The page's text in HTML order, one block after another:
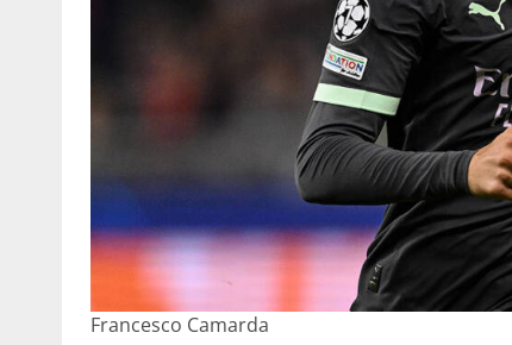
Francesco Camarda